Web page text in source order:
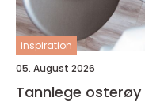
inspiration
05. August 2026